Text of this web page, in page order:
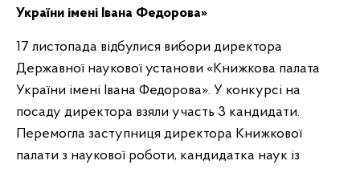
України імені Івана Федорова»
17 листопада відбулися вибори директора
Державної наукової установи «Книжкова палата
України імені Івана Федорова». У конкурсі на
посаду директора взяли участь 3 кандидати.
Перемогла заступниця директора Книжкової
палати з наукової роботи, кандидатка наук із